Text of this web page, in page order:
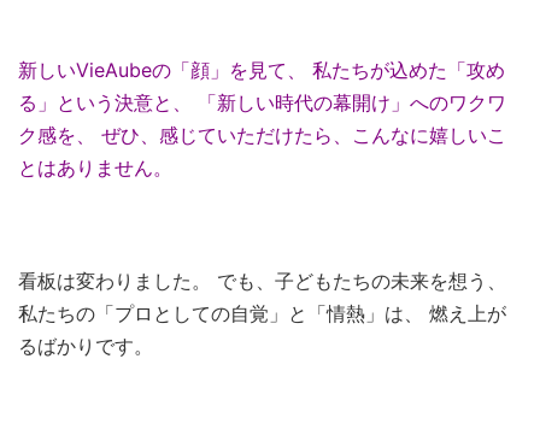
新しいVieAubeの「顔」を見て、 私たちが込めた「攻め
る」という決意と、 「新しい時代の幕開け」へのワクワ
ク感を、 ぜひ、感じていただけたら、こんなに嬉しいこ
とはありません。
看板は変わりました。 でも、子どもたちの未来を想う、
私たちの「プロとしての自覚」と「情熱」は、 燃え上が
るばかりです。